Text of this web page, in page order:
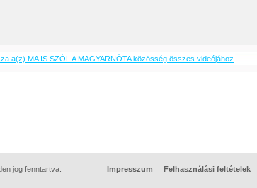
a(z) MA IS SZÓL A MAGYARNÓTA közösség összes videójához
jog fenntartva. Impresszum Felhasználási feltételek